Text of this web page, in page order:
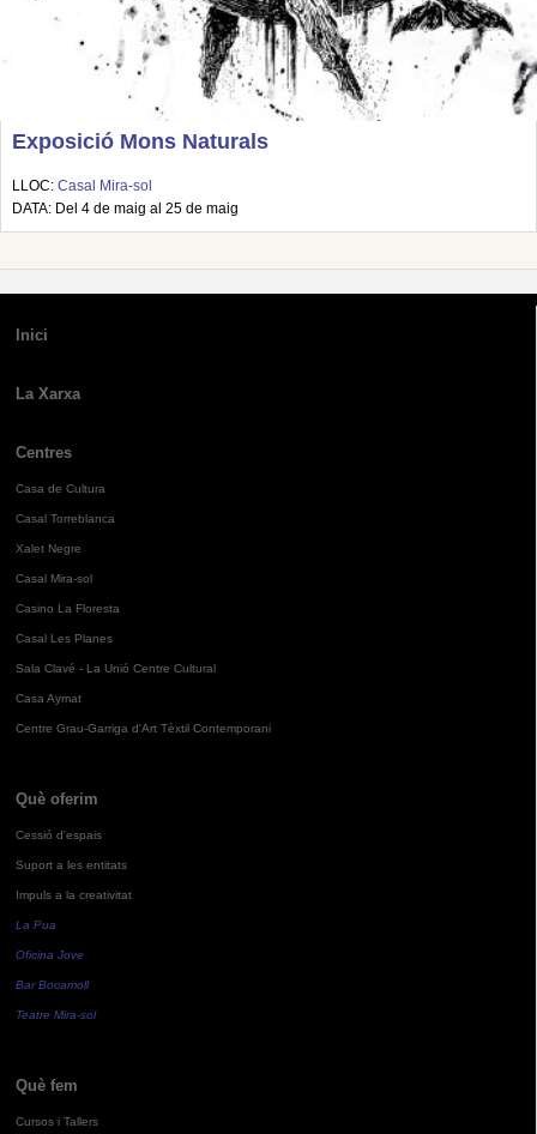
Exposició Mons Naturals
LLOC: Casal Mira-sol
DATA: Del 4 de maig al 25 de maig
Inici
La Xarxa
Centres
Casa de Cultura
Casal Torreblanca
Xalet Negre
Casal Mira-sol
Casino La Floresta
Casal Les Planes
Sala Clavé - La Unió Centre Cultural
Casa Aymat
Centre Grau-Garriga d'Art Tèxtil Contemporani
Què oferim
Cessió d'espais
Suport a les entitats
Impuls a la creativitat
La Pua
Oficina Jove
Bar Bocamoll
Teatre Mira-sol
Què fem
Cursos i Tallers